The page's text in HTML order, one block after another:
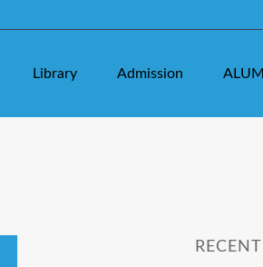
Library Admission